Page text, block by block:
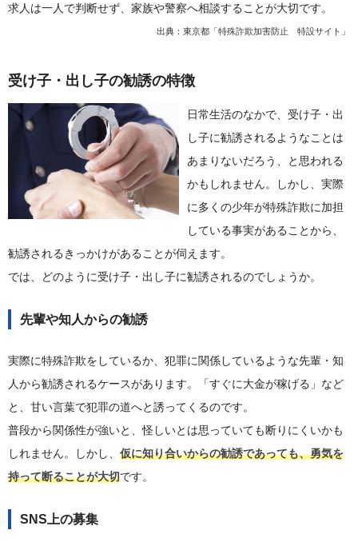
求人は一人で判断せず、家族や警察へ相談することが大切です。
出典： 東京都「特殊詐欺加害防止 特設サイト」
受け子・出し子の勧誘の特徴
日常生活のなかで、受け子・出
し子に勧誘されるようなことは
あまりないだろう、と思われる
かもしれません。しかし、実際
に多くの少年が特殊詐欺に加担
している事実があることから、
勧誘されるきっかけがあることが伺えます。
では、どのように受け子・出し子に勧誘されるのでしょうか。
先輩や知人からの勧誘
実際に特殊詐欺をしているか、犯罪に関係しているような先輩・知
人から勧誘されるケースがあります。「すぐに大金が稼げる」など
と、甘い言葉で犯罪の道へと誘ってくるのです。
普段から関係性が強いと、怪しいとは思っていても断りにくいかも
しれません。しかし、 仮に知り合いからの勧誘であっても、勇気を
持って断ることが大切です。
SNS上の募集